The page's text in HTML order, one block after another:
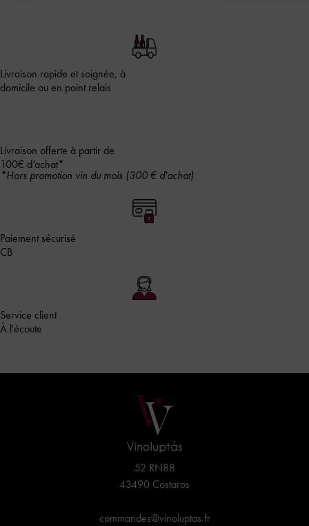
Livraison rapide et soignée, à
domicile ou en point relais
Livraison offerte à partir de
100€ d’achat*
*Hors promotion vin du mois (300 € d'achat)
Paiement sécurisé
CB
Service client
À l'écoute
52 RN88
43490 Costaros
commandes@vinoluptas.fr